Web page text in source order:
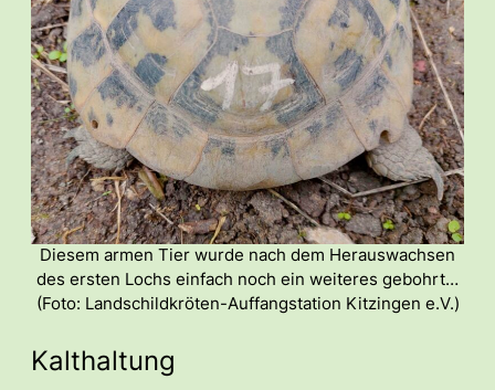
Diesem armen Tier wurde nach dem Herauswachsen
des ersten Lochs einfach noch ein weiteres gebohrt…
(Foto: Landschildkröten-Auffangstation Kitzingen e.V.)
Kalthaltung